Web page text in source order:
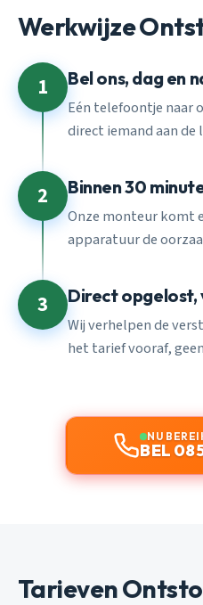
Werkwijze
1 Bel ons, dag en
Eén telefoontje naar
direct iemand aan de
2 Binnen 30
Onze monteur komt
apparatuur de
3 Direct
Wij verhelpen de
het tarief vooraf,
NU
BEL
Tarieven